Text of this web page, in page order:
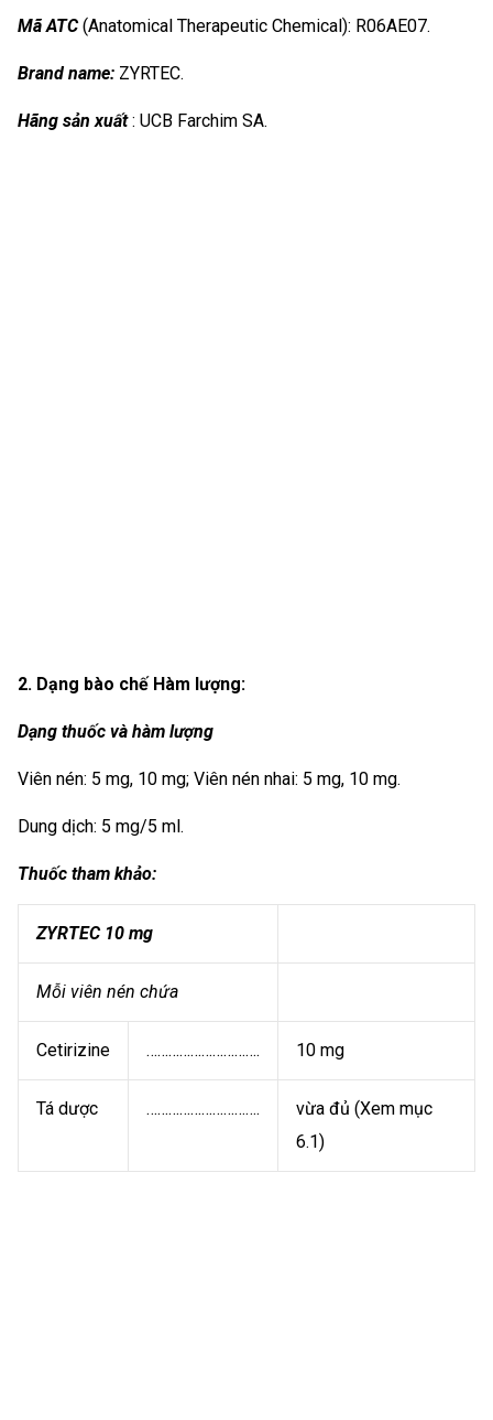
Mã ATC(Anatomical Therapeutic Chemical): R06AE07.
Brand name: ZYRTEC.
Hãng sản xuất: UCB Farchim SA.
2. Dạng bào chế Hàm lượng:
Dạng thuốc và hàm lượng
Viên nén: 5 mg, 10 mg; Viên nén nhai: 5 mg, 10 mg.
Dung dịch: 5 mg/5 ml.
Thuốc tham khảo:
ZYRTEC 10 mg
Mỗi viên nén chứa
Cetirizine …………………………. 10 mg
Tá dược ………………………….
vừa đủ (Xem mục
6.1)